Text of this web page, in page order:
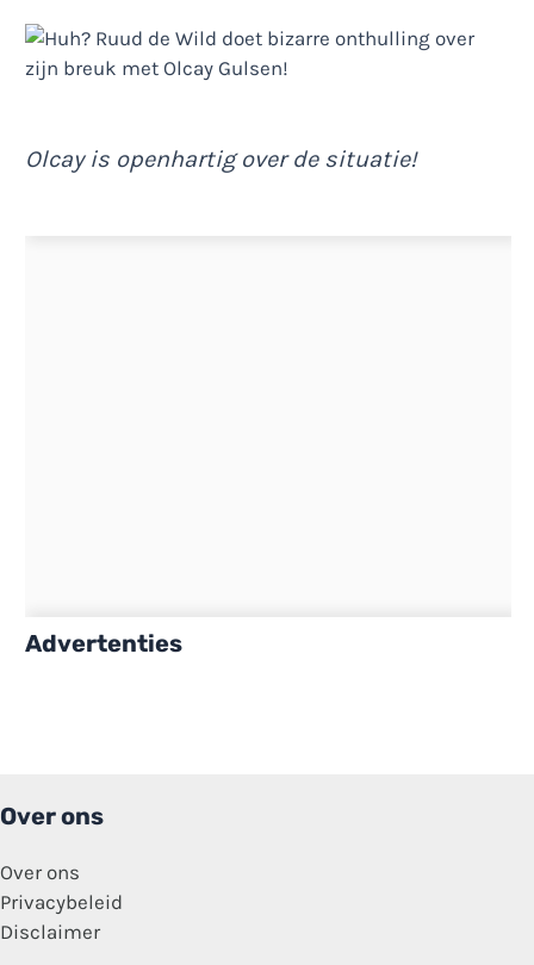
Olcay is openhartig over de situatie!
Advertenties
Over ons
Over ons
Privacybeleid
Disclaimer